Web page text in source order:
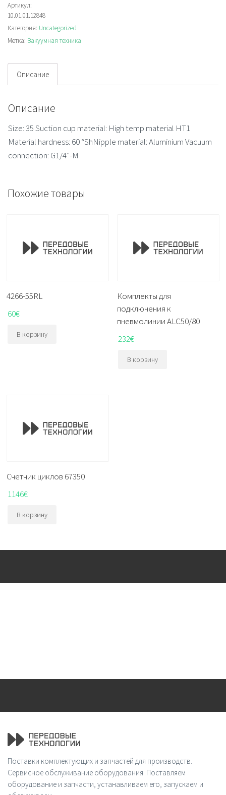
60
G1/4-
AG
Артикул:
10.01.01.12848
Категория: Uncategorized
Метка: Вакуумная техника
Описание
Описание
Size: 35 Suction cup material: High temp material HT1
Material hardness: 60 °ShNipple material: Aluminium Vacuum
connection: G1/4″-M
Похожие товары
4266-55RL
60€
В корзину
Комплекты для
подключения к
пневмолинии ALC50/80
232€
В корзину
Счетчик циклов 67350
1146€
В корзину
Поставки комплектующих и запчастей для производств.
Сервисное обслуживание оборудования. Поставляем
оборудование и запчасти, устанавливаем его, запускаем и